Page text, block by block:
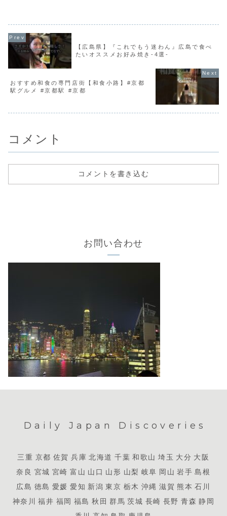
【広島県】『これでもう迷わん』広島で食べ
たいオススメお好み焼き-4選-
おすすめ和食の専門店街【和食小路】#京都
駅グルメ #京都駅 #京都
コメント
コメントを書き込む
お問い合わせ
Daily Japan Discoveries
三重 京都 佐賀 兵庫 北海道 千葉 和歌山 埼玉 大分 大阪
奈良 宮城 宮崎 富山 山口 山形 山梨 岐阜 岡山 岩手 島根
広島 徳島 愛媛 愛知 新潟 東京 栃木 沖縄 滋賀 熊本 石川
神奈川
福井 福岡 福島 秋田 群馬 茨城 長崎 長野 青森 静岡